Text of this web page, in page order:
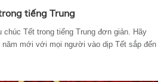
tiếng Trung
chúc Tết trong tiếng Trung đơn giản. Hãy
mới với mọi người vào dịp Tết sắp đến